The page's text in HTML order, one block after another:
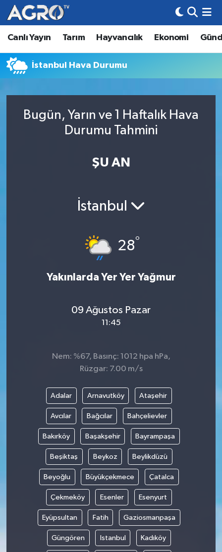
Canlı Yayın Tarım Hayvancılık Ekonomi
İstanbul Hava Durumu
Bugün, Yarın ve 1 Haftalık Hava
Durumu Tahmini
ŞU AN
İstanbul
28°
Yakınlarda Yer Yer Yağmur
09 Ağustos Pazar
11:45
Nem: %67, Basınç: 1012 hpa hPa,
Rüzgar: 7.00 m/s
Adalar Arnavutköy Ataşehir
Avcılar Bağcılar Bahçelievler
Bakırköy Başakşehir Bayrampaşa
Beşiktaş Beykoz Beylikdüzü
Beyoğlu Büyükçekmece Çatalca
Çekmeköy Esenler Esenyurt
Eyüpsultan Fatih Gaziosmanpaşa
Güngören Istanbul Kadıköy
Hava Durumu
Trafik Durumu
Tüm Manşetler